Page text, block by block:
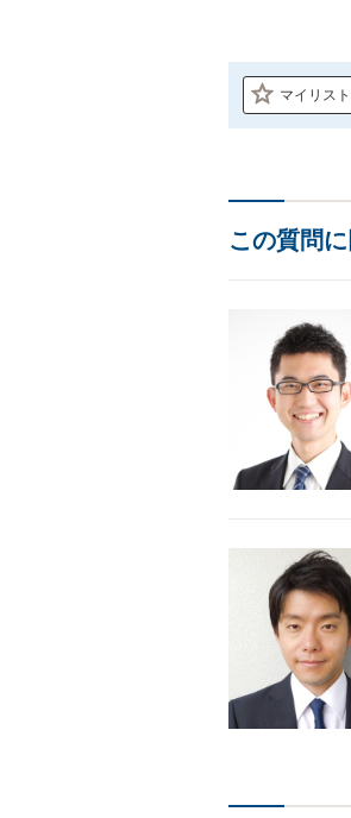
マイリス
この質問